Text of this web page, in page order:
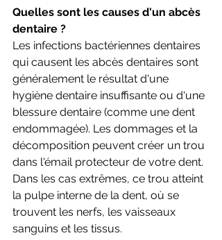
Quelles sont les causes d'un abcès
dentaire ?
Les infections bactériennes dentaires
qui causent les abcès dentaires sont
généralement le résultat d'une
hygiène dentaire insuffisante ou d'une
blessure dentaire (comme une dent
endommagée). Les dommages et la
décomposition peuvent créer un trou
dans l'émail protecteur de votre dent.
Dans les cas extrêmes, ce trou atteint
la pulpe interne de la dent, où se
trouvent les nerfs, les vaisseaux
sanguins et les tissus.